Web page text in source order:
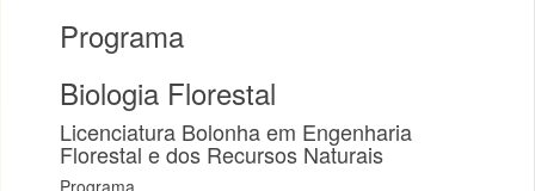
Programa
Biologia Florestal
Licenciatura Bolonha em Engenharia
Florestal e dos Recursos Naturais
Programa